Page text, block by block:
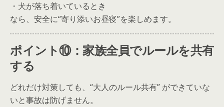
・犬が落ち着いているとき
なら、安全に“寄り添いお昼寝”を楽しめます。
ポイント⑩：家族全員でルールを共有
する
どれだけ対策しても、“大人のルール共有” ができていな
いと事故は防げません。